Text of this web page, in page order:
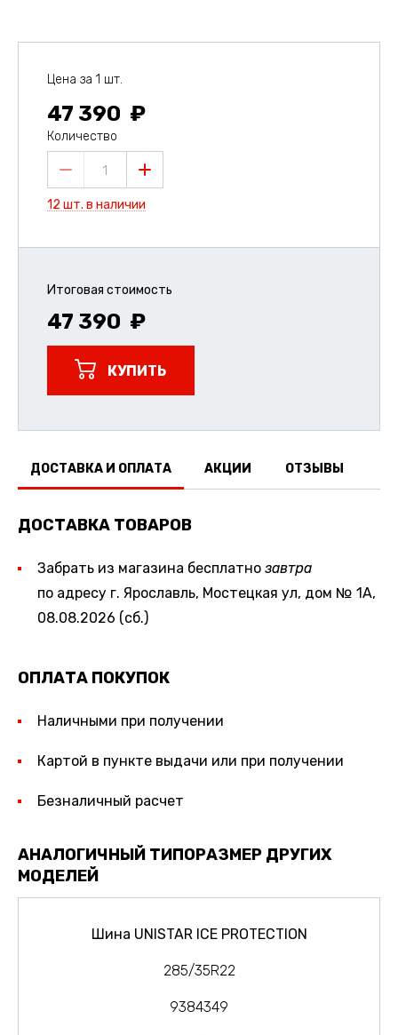
Цена за 1 шт.
47 390
Количество
1
12 шт. в наличии
Итоговая стоимость
47 390
КУПИТЬ
ДОСТАВКА И ОПЛАТА АКЦИИ ОТЗЫВЫ
ДОСТАВКА ТОВАРОВ
Забрать из магазина бесплатно завтра
по адресу г. Ярославль, Мостецкая ул, дом № 1А,
08.08.2026 (сб.)
ОПЛАТА ПОКУПОК
Наличными при получении
Картой в пункте выдачи или при получении
Безналичный расчет
АНАЛОГИЧНЫЙ ТИПОРАЗМЕР ДРУГИХ
МОДЕЛЕЙ
Шина UNISTAR ICE PROTECTION
285/35R22
9384349